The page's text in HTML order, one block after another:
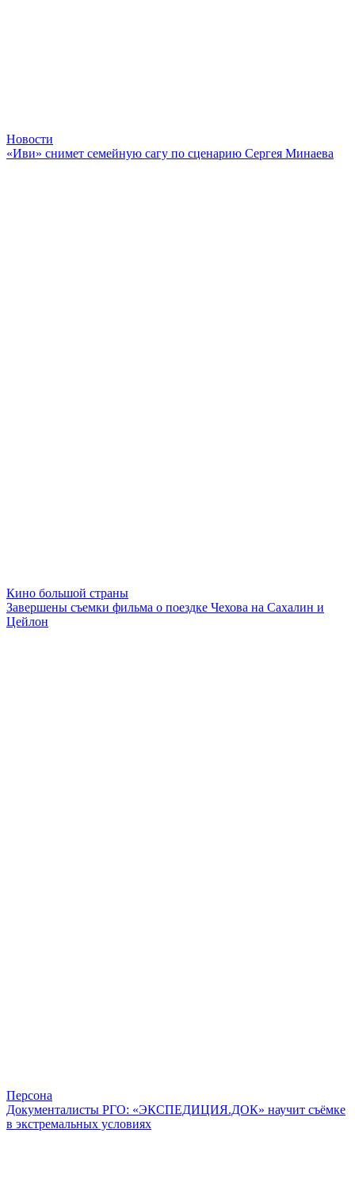
Новости
«Иви» снимет семейную сагу по сценарию Сергея Минаева
Кино большой страны
Завершены съемки фильма о поездке Чехова на Сахалин и
Цейлон
Персона
Документалисты РГО: «ЭКСПЕДИЦИЯ.ДОК» научит съёмке
в экстремальных условиях